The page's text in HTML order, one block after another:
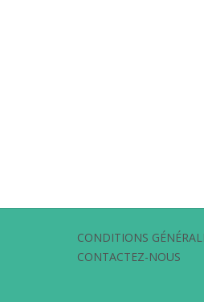
CONDITIONS
CONTACTEZ-NOUS